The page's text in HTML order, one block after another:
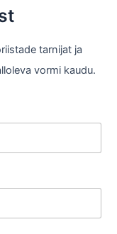
tarnijat ja
vormi kaudu.